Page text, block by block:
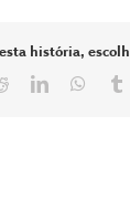
história,
RedditLinkedIn